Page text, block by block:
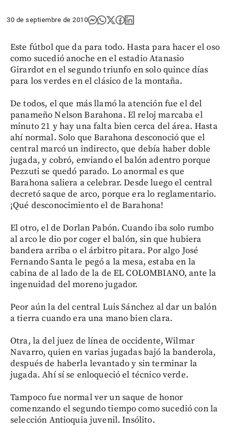
30 de septiembre de 2010
Este fútbol que da para todo. Hasta para hacer el oso
como sucedió anoche en el estadio Atanasio
Girardot en el segundo triunfo en solo quince días
para los verdes en el clásico de la montaña.
De todos, el que más llamó la atención fue el del
panameño Nelson Barahona. El reloj marcaba el
minuto 21 y hay una falta bien cerca del área. Hasta
ahí normal. Solo que Barahona desconoció que el
central marcó un indirecto, que debía haber doble
jugada, y cobró, enviando el balón adentro porque
Pezzuti se quedó parado. Lo anormal es que
Barahona saliera a celebrar. Desde luego el central
decretó saque de arco, porque era lo reglamentario.
¡Qué desconocimiento el de Barahona!
El otro, el de Dorlan Pabón. Cuando iba solo rumbo
al arco le dio por coger el balón, sin que hubiera
bandera arriba o el árbitro pitara. Por algo José
Fernando Santa le pegó a la mesa, estaba en la
cabina de al lado de la de EL COLOMBIANO, ante la
ingenuidad del moreno jugador.
Peor aún la del central Luis Sánchez al dar un balón
a tierra cuando era una mano bien clara.
Otra, la del juez de línea de occidente, Wilmar
Navarro, quien en varias jugadas bajó la banderola,
después de haberla levantado y sin terminar la
jugada. Ahí sí se enloqueció el técnico verde.
Tampoco fue normal ver un saque de honor
comenzando el segundo tiempo como sucedió con la
selección Antioquia juvenil. Insólito.